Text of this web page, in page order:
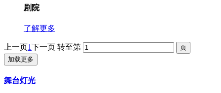
剧院
了解更多
上一页1下一页 转至第
加载更多
舞台灯光